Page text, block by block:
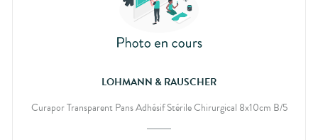
LOHMANN & RAUSCHER
Curapor Transparent Pans Adhésif Stérile Chirurgical 8x10cm B/5